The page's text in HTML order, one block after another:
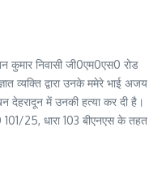
कुमार निवासी जी0एम0एस0 रोड
व्यक्ति द्वारा उनके ममेरे भाई अजय
देहरादून में उनकी हत्या कर दी है।
25, धारा 103 बीएनएस के तहत